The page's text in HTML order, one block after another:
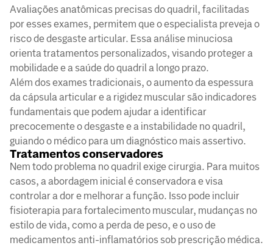
Avaliações anatômicas precisas do quadril, facilitadas
por esses exames, permitem que o especialista preveja o
risco de desgaste articular. Essa análise minuciosa
orienta tratamentos personalizados, visando proteger a
mobilidade e a saúde do quadril a longo prazo.
Além dos exames tradicionais, o aumento da espessura
da cápsula articular e a rigidez muscular são indicadores
fundamentais que podem ajudar a identificar
precocemente o desgaste e a instabilidade no quadril,
guiando o médico para um diagnóstico mais assertivo.
Tratamentos conservadores
Nem todo problema no quadril exige cirurgia. Para muitos
casos, a abordagem inicial é conservadora e visa
controlar a dor e melhorar a função. Isso pode incluir
fisioterapia para fortalecimento muscular, mudanças no
estilo de vida, como a perda de peso, e o uso de
medicamentos anti-inflamatórios sob prescrição médica.